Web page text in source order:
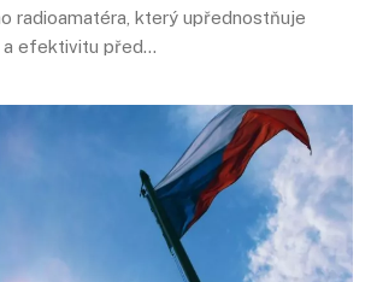
radioamatéra, který upřednostňuje
a efektivitu před…